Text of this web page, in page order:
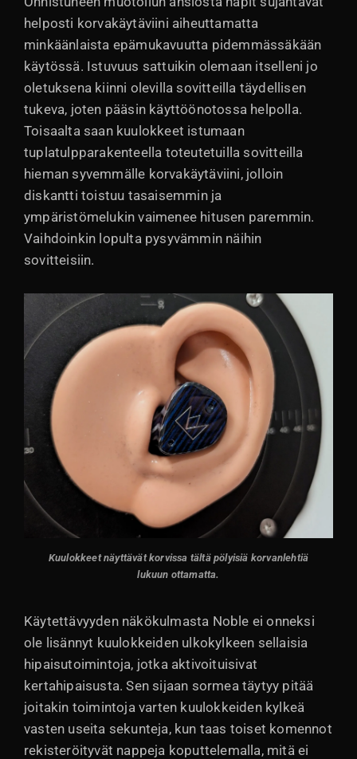
helposti korvakäytäviini aiheuttamatta
minkäänlaista epämukavuutta pidemmässäkään
käytössä. Istuvuus sattuikin olemaan itselleni jo
oletuksena kiinni olevilla sovitteilla täydellisen
tukeva, joten pääsin käyttöönotossa helpolla.
Toisaalta saan kuulokkeet istumaan
tuplatulpparakenteella toteutetuilla sovitteilla
hieman syvemmälle korvakäytäviini, jolloin
diskantti toistuu tasaisemmin ja
ympäristömelukin vaimenee hitusen paremmin.
Vaihdoinkin lopulta pysyvämmin näihin
sovitteisiin.
Kuulokkeet näyttävät korvissa tältä pölyisiä korvanlehtiä
lukuun ottamatta.
Käytettävyyden näkökulmasta Noble ei onneksi
ole lisännyt kuulokkeiden ulkokylkeen sellaisia
hipaisutoimintoja, jotka aktivoituisivat
kertahipaisusta. Sen sijaan sormea täytyy pitää
joitakin toimintoja varten kuulokkeiden kylkeä
vasten useita sekunteja, kun taas toiset komennot
rekisteröityvät nappeja koputtelemalla, mitä ei